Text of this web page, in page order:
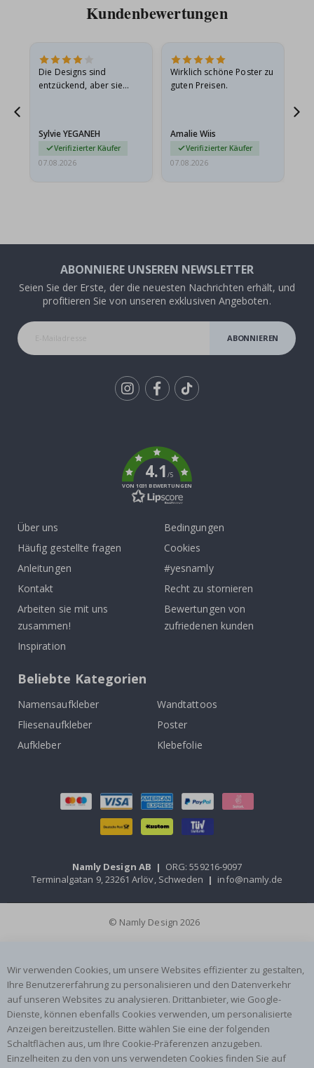
Kundenbewertungen
Die Designs sind
entzückend, aber sie
sie…
Sylvie YEGANEH
Verifizierter Käufer
07.08.2026
Wirklich schöne Poster zu
guten Preisen.
Amalie Wiis
Verifizierter Käufer
07.08.2026
ABONNIERE UNSEREN NEWSLETTER
Seien Sie der Erste, der die neuesten Nachrichten erhält, und
profitieren Sie von unseren exklusiven Angeboten.
ABONNIEREN
4.1/5
VON 1031 BEWERTUNGEN
Über uns
Häufig gestellte fragen
Anleitungen
Kontakt
Arbeiten sie mit uns
zusammen!
Inspiration
Bedingungen
Cookies
#yesnamly
Recht zu stornieren
Bewertungen von
zufriedenen kunden
Beliebte Kategorien
Namensaufkleber
Wandtattoos
Fliesenaufkleber
Poster
Aufkleber
Klebefolie
Namly Design AB | ORG: 559216-9097
Terminalgatan 9, 23261 Arlöv, Schweden | info@namly.de
© Namly Design 2026
Wir verwenden Cookies, um unsere Websites effizienter zu gestalten,
Ihre Benutzererfahrung zu personalisieren und den Datenverkehr
auf unseren Websites zu analysieren. Drittanbieter, wie Google-
Dienste, können ebenfalls Cookies verwenden, um personalisierte
Anzeigen bereitzustellen. Bitte wählen Sie eine der folgenden
Schaltflächen aus, um Ihre Cookie-Präferenzen anzugeben.
Einzelheiten zu den von uns verwendeten Cookies finden Sie auf